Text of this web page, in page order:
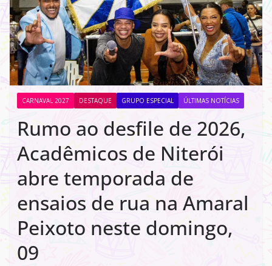
CARNAVAL 2027 DESTAQUE GRUPO ESPECIAL ÚLTIMAS NOTÍCIAS
Rumo ao desfile de 2026,
Acadêmicos de Niterói
abre temporada de
ensaios de rua na Amaral
Peixoto neste domingo,
09